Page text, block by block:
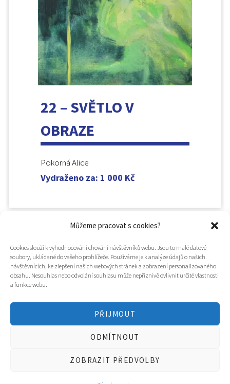
Můžeme pracovat s cookies?
Cookies slouží k vyhodnocování chování návštěvníků webu. Jsou to malé datové
soubory, ukládané do vašeho prohlížeče. Používáme je k analýze údajů o našich
návštěvnících, ke zlepšení našich webových stránek a zobrazení personalizovaného
obsahu. Nesouhlas nebo odvolání souhlasu může nepříznivě ovlivnit určité vlastnosti
a funkce webu.
PŘIJMOUT
ODMÍTNOUT
ZOBRAZIT PŘEDVOLBY
22 – SVĚTLO V
OBRAZE
Pokorná Alice
Vydraženo za: 1 000 Kč
Tvorba webu a design WOOP.design/